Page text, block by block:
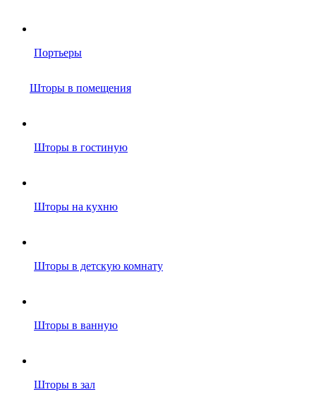
Портьеры
Шторы в помещения
Шторы в гостиную
Шторы на кухню
Шторы в детскую комнату
Шторы в ванную
Шторы в зал